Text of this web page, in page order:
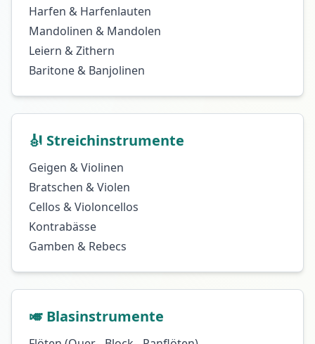
Harfen & Harfenlauten
Mandolinen & Mandolen
Leiern & Zithern
Baritone & Banjolinen
🎻 Streichinstrumente
Geigen & Violinen
Bratschen & Violen
Cellos & Violoncellos
Kontrabässe
Gamben & Rebecs
🎺 Blasinstrumente